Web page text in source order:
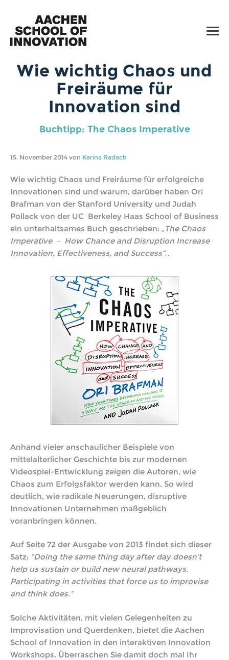
Wie wichtig Chaos und
Freiräume für
Innovation sind
Buchtipp: The Chaos Imperative
15. November 2014 von Karina Radach
Wie wichtig Chaos und Freiräume für erfolgreiche
Innovationen sind und warum, darüber haben Ori
Brafman von der Stanford University und Judah
Pollack von der UC Berkeley Haas School of Business
ein unterhaltsames Buch geschrieben: „The Chaos
Imperative – How Chance and Disruption Increase
Innovation, Effectiveness, and Success“…
Anhand vieler anschaulicher Beispiele von
mittelalterlicher Geschichte bis zur modernen
Videospiel-Entwicklung zeigen die Autoren, wie
Chaos zum Erfolgsfaktor werden kann. So wird
deutlich, wie radikale Neuerungen, disruptive
Innovationen Unternehmen maßgeblich
voranbringen können.
Auf Seite 72 der Ausgabe von 2013 findet sich dieser
Satz: “Doing the same thing day after day doesn’t
help us sustain or build new neural pathways.
Participating in activities that force us to improvise
and think does.“
Solche Aktivitäten, mit vielen Gelegenheiten zu
Improvisation und Querdenken, bietet die Aachen
School of Innovation in den interaktiven Innovation
Workshops. Überraschen Sie damit doch mal Ihr
TALKS
TIPPS
+49 (0) 241 91 880 770
E-Mail
Facebook
Impressum